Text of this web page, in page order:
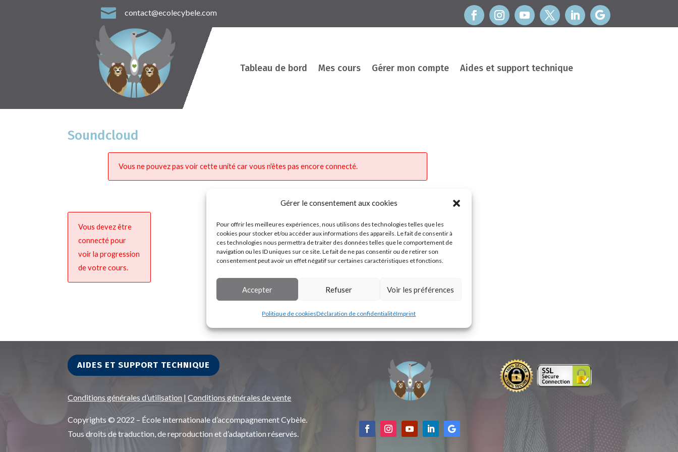
Gérer le consentement aux cookies
Pour offrir les meilleures expériences, nous utilisons des technologies telles que les
cookies pour stocker et/ou accéder aux informations des appareils. Le fait de consentir à
ces technologies nous permettra de traiter des données telles que le comportement de
navigation ou les ID uniques sur ce site. Le fait de ne pas consentir ou de retirer son
consentement peut avoir un effet négatif sur certaines caractéristiques et fonctions.
Accepter Refuser Voir les préférences
Politique de cookiesDéclaration de confidentialitéImprint
 contact@ecolecybele.com
Tableau de bord Mes cours Gérer mon compte Aides et support technique
Soundcloud
Vous ne pouvez pas voir cette unité car vous n'êtes pas encore connecté.
Vous devez être
connecté pour
voir la progression
de votre cours.
AIDES ET SUPPORT TECHNIQUE
Conditions générales d’utilisation | Conditions générales de vente
Copyrights © 2022 – École internationale d’accompagnement Cybèle.
Tous droits de traduction, de reproduction et d’adaptation réservés.